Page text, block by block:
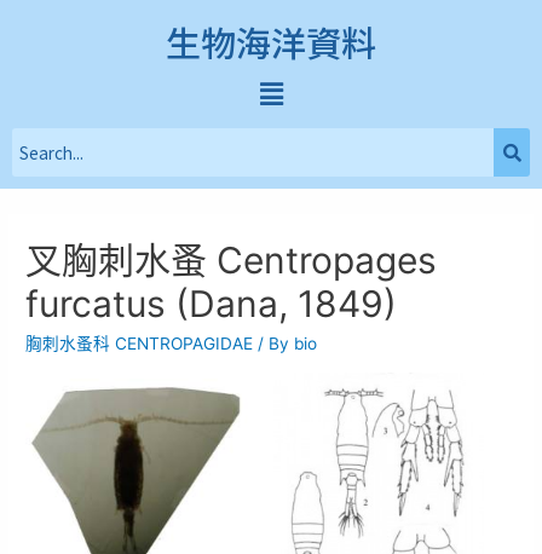
生物海洋資料
叉胸刺水蚤 Centropages
furcatus (Dana, 1849)
胸刺水蚤科 CENTROPAGIDAE / By bio